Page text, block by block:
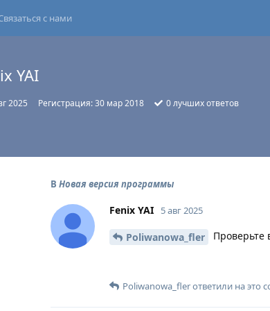
с нами
YAI
2025 Регистрация:30 мар 2018 0лучших ответов
В Новая версия программы
Fenix YAI 5 авг 2025
Poliwanowa_fler
Poliwanowa_flerответили на это